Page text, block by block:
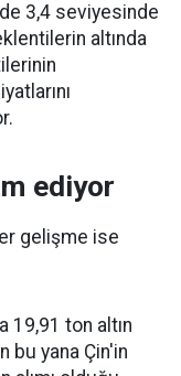
3,4 seviyesinde
altında
ediyor
gelişme ise
19,91 ton altın
bu yana Çin'in